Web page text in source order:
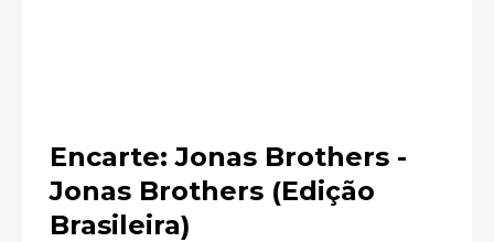
Encarte: Jonas Brothers -
Jonas Brothers (Edição
Brasileira)